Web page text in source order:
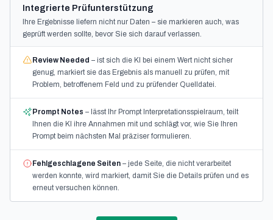
Integrierte Prüfunterstützung
Ihre Ergebnisse liefern nicht nur Daten – sie markieren auch, was
geprüft werden sollte, bevor Sie sich darauf verlassen.
Review Needed – ist sich die KI bei einem Wert nicht sicher
genug, markiert sie das Ergebnis als manuell zu prüfen, mit
Problem, betroffenem Feld und zu prüfender Quelldatei.
Prompt Notes – lässt Ihr Prompt Interpretationsspielraum, teilt
Ihnen die KI ihre Annahmen mit und schlägt vor, wie Sie Ihren
Prompt beim nächsten Mal präziser formulieren.
Fehlgeschlagene Seiten – jede Seite, die nicht verarbeitet
werden konnte, wird markiert, damit Sie die Details prüfen und es
erneut versuchen können.